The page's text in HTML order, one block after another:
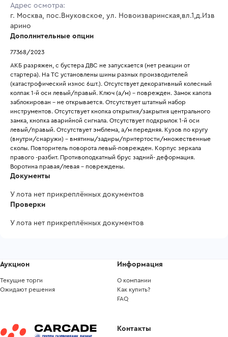
Адрес осмотра:
г. Москва, пос.Внуковское, ул. Новоизваринская,вл.1,д.Изв
арино
Дополнительные опции
77368/2023
АКБ разряжен, с бустера ДВС не запускается (нет реакции от
стартера). На ТС установлены шины разных производителей
(катастрофический износ 6шт.). Отсутствует декоративный колесный
колпак 1-й оси левый/правый. Ключ (а/м) – поврежден. Замок капота
заблокирован – не открывается. Отсутствует штатный набор
инструментов. Отсутствует кнопка открытия/закрытия центрального
замка, кнопка аварийной сигнала. Отсутствует подкрылок 1-й оси
левый/правый. Отсутствует эмблема, а/м передняя. Кузов по кругу
(внутри/снаружи) – вмятины/задиры/притертости/множественные
сколы. Повторитель поворота левый-поврежден. Корпус зеркала
правого -разбит. Противоподкатный брус задний- деформация.
Воротина правая/левая – повреждены.
Документы
У лота нет прикреплённых документов
Проверки
У лота нет прикреплённых документов
Аукцион
Текущие торги
Ожидают решения
Информация
О компании
Как купить?
FAQ
Контакты